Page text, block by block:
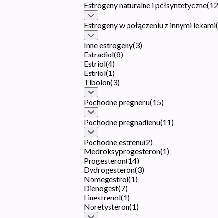
Estrogeny naturalne i półsyntetyczne(12
Estrogeny w połączeniu z innymi lekami(
Inne estrogeny(3)
Estradiol(8)
Estriol(4)
Estriol(1)
Tibolon(3)
Pochodne pregnenu(15)
Pochodne pregnadienu(11)
Pochodne estrenu(2)
Medroksyprogesteron(1)
Progesteron(14)
Dydrogesteron(3)
Nomegestrol(1)
Dienogest(7)
Linestrenol(1)
Noretysteron(1)